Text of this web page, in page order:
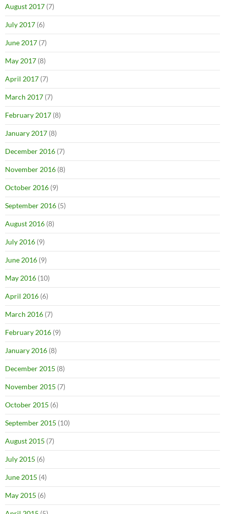
August 2017 (7)
July 2017 (6)
June 2017 (7)
May 2017 (8)
April 2017 (7)
March 2017 (7)
February 2017 (8)
January 2017 (8)
December 2016 (7)
November 2016 (8)
October 2016 (9)
September 2016 (5)
August 2016 (8)
July 2016 (9)
June 2016 (9)
May 2016 (10)
April 2016 (6)
March 2016 (7)
February 2016 (9)
January 2016 (8)
December 2015 (8)
November 2015 (7)
October 2015 (6)
September 2015 (10)
August 2015 (7)
July 2015 (6)
June 2015 (4)
May 2015 (6)